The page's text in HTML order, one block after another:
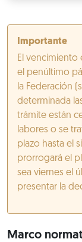
Importante
El
el penúltimo
la Federación
determinada
trámite están
labores o se
plazo hasta el
prorrogará el
sea viernes el
presentar la
Marco